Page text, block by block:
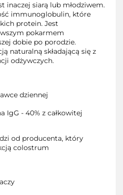
inaczej siarą lub młodziwem.
immunoglobulin, które
protein. Jest
pokarmem
dobie po porodzie.
naturalną składającą się z
odżywczych.
dziennej
IgG - 40% z całkowitej
od producenta, który
colostrum